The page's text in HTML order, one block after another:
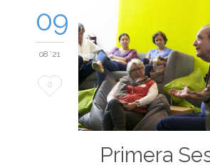
09
08 '21
Love
0
Primera